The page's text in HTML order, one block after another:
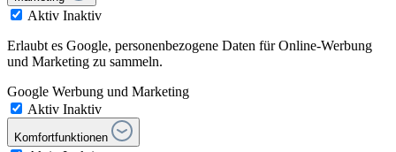
Aktiv Inaktiv
Erlaubt es Google, personenbezogene Daten für Online-Werbung
und Marketing zu sammeln.
Google Werbung und Marketing
Aktiv Inaktiv
Komfortfunktionen